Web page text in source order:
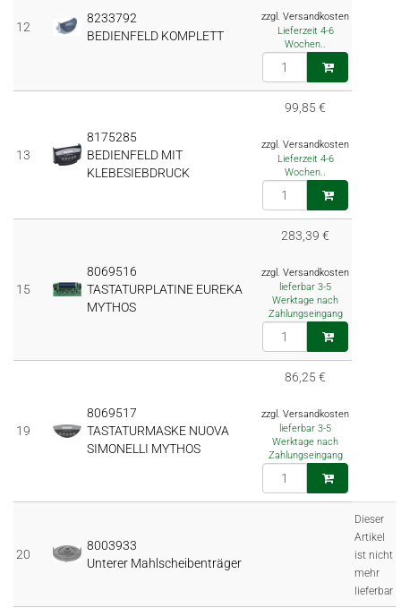
12
8233792
BEDIENFELD KOMPLETT
zzgl. Versandkosten
Lieferzeit 4-6
Wochen..
13
8175285
BEDIENFELD MIT
KLEBESIEBDRUCK
99,85 €
zzgl. Versandkosten
Lieferzeit 4-6
Wochen..
15
8069516
TASTATURPLATINE EUREKA
MYTHOS
283,39 €
zzgl. Versandkosten
lieferbar 3-5
Werktage nach
Zahlungseingang
19
8069517
TASTATURMASKE NUOVA
SIMONELLI MYTHOS
86,25 €
zzgl. Versandkosten
lieferbar 3-5
Werktage nach
Zahlungseingang
20
8003933
Unterer Mahlscheibenträger
Dieser
Artikel
ist nicht
mehr
lieferbar